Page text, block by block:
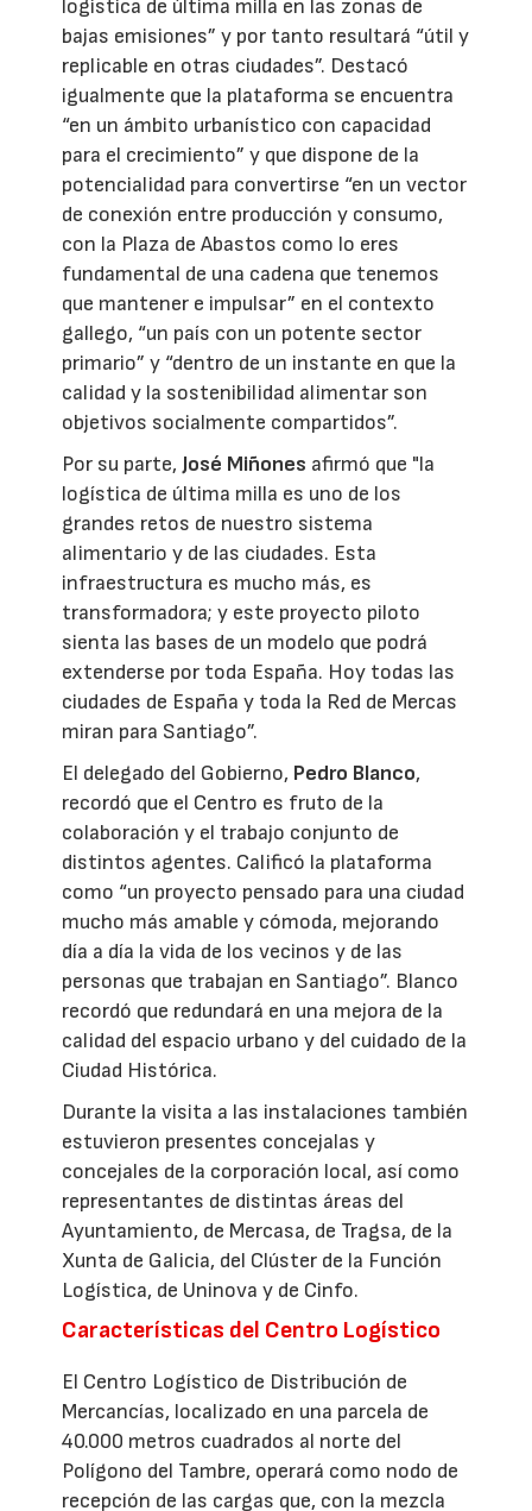
logística de última milla en las zonas de
bajas emisiones” y por tanto resultará “útil y
replicable en otras ciudades”. Destacó
igualmente que la plataforma se encuentra
“en un ámbito urbanístico con capacidad
para el crecimiento” y que dispone de la
potencialidad para convertirse “en un vector
de conexión entre producción y consumo,
con la Plaza de Abastos como lo eres
fundamental de una cadena que tenemos
que mantener e impulsar” en el contexto
gallego, “un país con un potente sector
primario” y “dentro de un instante en que la
calidad y la sostenibilidad alimentar son
objetivos socialmente compartidos”.
Por su parte, José Miñones afirmó que "la
logística de última milla es uno de los
grandes retos de nuestro sistema
alimentario y de las ciudades. Esta
infraestructura es mucho más, es
transformadora; y este proyecto piloto
sienta las bases de un modelo que podrá
extenderse por toda España. Hoy todas las
ciudades de España y toda la Red de Mercas
miran para Santiago”.
El delegado del Gobierno, Pedro Blanco,
recordó que el Centro es fruto de la
colaboración y el trabajo conjunto de
distintos agentes. Calificó la plataforma
como “un proyecto pensado para una ciudad
mucho más amable y cómoda, mejorando
día a día la vida de los vecinos y de las
personas que trabajan en Santiago”. Blanco
recordó que redundará en una mejora de la
calidad del espacio urbano y del cuidado de la
Ciudad Histórica.
Durante la visita a las instalaciones también
estuvieron presentes concejalas y
concejales de la corporación local, así como
representantes de distintas áreas del
Ayuntamiento, de Mercasa, de Tragsa, de la
Xunta de Galicia, del Clúster de la Función
Logística, de Uninova y de Cinfo.
Características del Centro Logístico
El Centro Logístico de Distribución de
Mercancías, localizado en una parcela de
40.000 metros cuadrados al norte del
Polígono del Tambre, operará como nodo de
recepción de las cargas que, con la mezcla